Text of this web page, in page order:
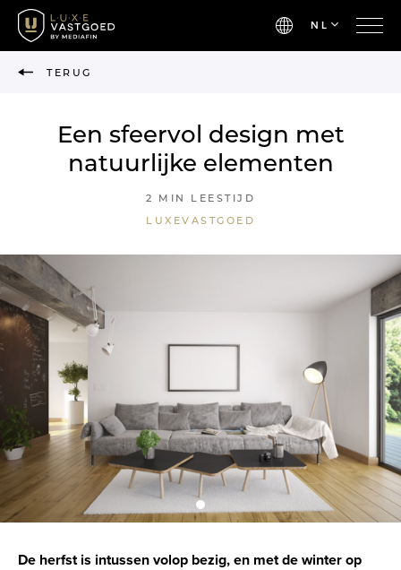
NL
TERUG
Een sfeervol design met
natuurlijke elementen
2 MIN LEESTIJD
LUXEVASTGOED
De herfst is intussen volop bezig, en met de winter op